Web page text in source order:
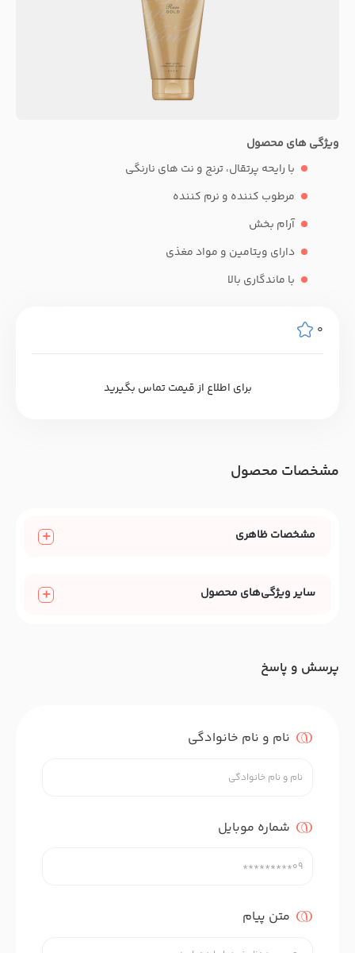
ویژگی های محصول
با رایحه پرتقال، ترنج و نت های نارنگی
مرطوب کننده و نرم کننده
آرام بخش
دارای ویتامین و مواد مغذی
با ماندگاری بالا
0
برای اطلاع از قیمت تماس بگیرید
مشخصات محصول
مشخصات ظاهری
سایر ویژگی‌های محصول
پرسش و پاسخ
نام و نام خانوادگی
شماره موبایل
متن پیام